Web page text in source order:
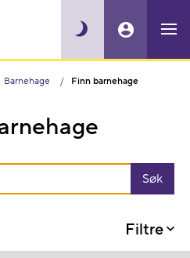
Barnehage Finn barnehage
Filtre